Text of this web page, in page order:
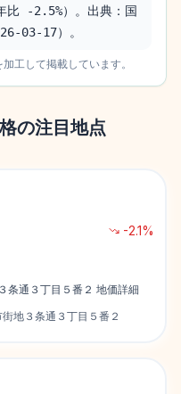
-2.5%）。出典：国
03-17）。
工して掲載しています。
の注目地点
-2.1%
条通３丁目５番２ 地価詳細
地３条通３丁目５番２